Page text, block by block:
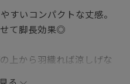
すいコンパクトな丈感。
て脚長効果◎
上から羽織れば涼しげな